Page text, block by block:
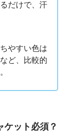
だけで、汗
やすい色は
ど、比較的
ケット必須？